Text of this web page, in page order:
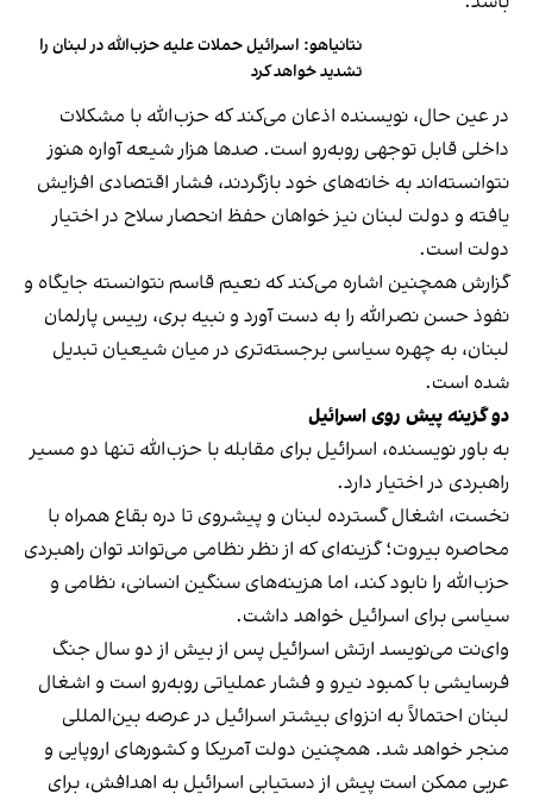
نتانیاهو: اسرائیل حملات علیه حزب‌الله در لبنان را
تشدید خواهد کرد
در عین حال، نویسنده اذعان می‌کند که حزب‌الله با مشکلات
داخلی قابل توجهی روبه‌رو است. صدها هزار شیعه آواره هنوز
نتوانسته‌اند به خانه‌های خود بازگردند، فشار اقتصادی افزایش
یافته و دولت لبنان نیز خواهان حفظ انحصار سلاح در اختیار
دولت است.
گزارش همچنین اشاره می‌کند که نعیم قاسم نتوانسته جایگاه و
نفوذ حسن نصرالله را به دست آورد و نبیه بری، رییس پارلمان
لبنان، به چهره سیاسی برجسته‌تری در میان شیعیان تبدیل
شده است.
دو گزینه پیش روی اسرائیل
به باور نویسنده، اسرائیل برای مقابله با حزب‌الله تنها دو مسیر
راهبردی در اختیار دارد.
نخست، اشغال گسترده لبنان و پیشروی تا دره بقاع همراه با
محاصره بیروت؛ گزینه‌ای که از نظر نظامی می‌تواند توان راهبردی
حزب‌الله را نابود کند، اما هزینه‌های سنگین انسانی، نظامی و
سیاسی برای اسرائیل خواهد داشت.
وای‌نت می‌نویسد ارتش اسرائیل پس از بیش از دو سال جنگ
فرسایشی با کمبود نیرو و فشار عملیاتی روبه‌رو است و اشغال
لبنان احتمالاً به انزوای بیشتر اسرائیل در عرصه بین‌المللی
منجر خواهد شد. همچنین دولت آمریکا و کشورهای اروپایی و
عربی ممکن است پیش از دستیابی اسرائیل به اهدافش، برای